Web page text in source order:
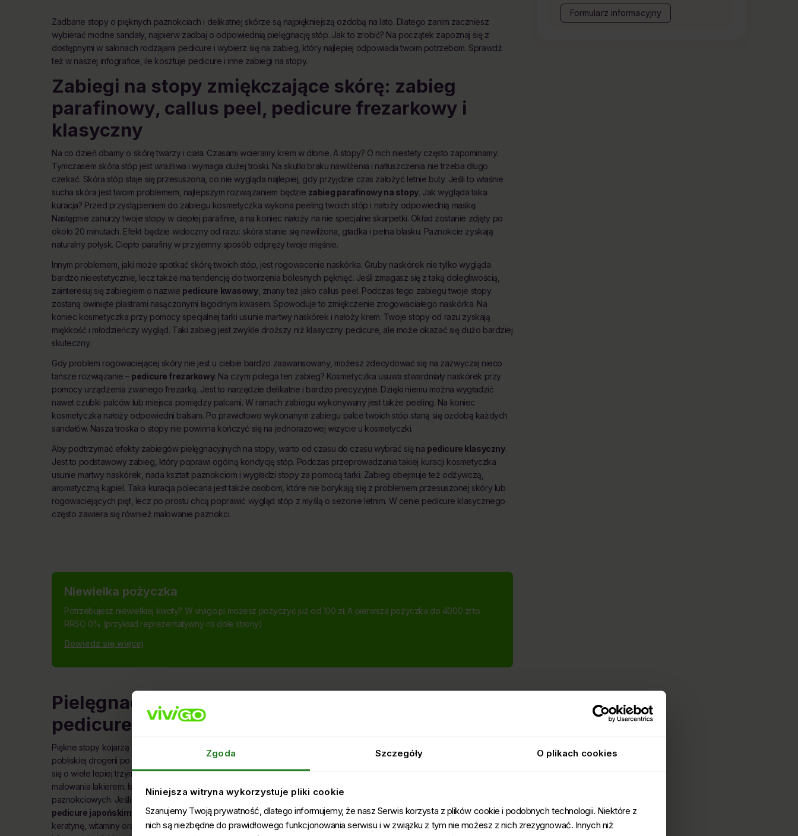
Zgoda Szczegóły O plikach cookies
Niniejsza witryna wykorzystuje pliki cookie
Szanujemy Twoją prywatność, dlatego informujemy, że nasz Serwis korzysta z plików cookie i podobnych technologii. Niektóre z
nich są niezbędne do prawidłowego funkcjonowania serwisu i w związku z tym nie możesz z nich zrezygnować. Innych niż
Zadbane stopy o pięknych paznokciach i delikatnej skórze są najpiękniejszą ozdobą na lato. Dlatego zanim zaczniesz
wybierać modne sandały, najpierw zadbaj o odpowiednią pielęgnację stóp. Jak to zrobić? Na początek zapoznaj się z
dostępnymi w salonach rodzajami pedicure i wybierz się na zabieg, który najlepiej odpowiada twoim potrzebom. Sprawdź
też w naszej infografice, ile kosztuje pedicure i inne zabiegi na stopy.
Zabiegi na stopy zmiękczające skórę: zabieg
parafinowy, callus peel, pedicure frezarkowy i
klasyczny
Na co dzień dbamy o skórę twarzy i ciała. Czasami wcieramy krem w dłonie. A stopy? O nich niestety często zapominamy.
Tymczasem skóra stóp jest wrażliwa i wymaga dużej troski. Na skutki braku nawilżenia i natłuszczenia nie trzeba długo
czekać. Skóra stóp staje się przesuszona, co nie wygląda najlepiej, gdy przyjdzie czas założyć letnie buty. Jeśli to właśnie
sucha skóra jest twoim problemem, najlepszym rozwiązaniem będzie zabieg parafinowy na stopy. Jak wygląda taka
kuracja? Przed przystąpieniem do zabiegu kosmetyczka wykona peeling twoich stóp i nałoży odpowiednią maskę.
Następnie zanurzy twoje stopy w ciepłej parafinie, a na koniec nałoży na nie specjalne skarpetki. Okład zostanie zdjęty po
około 20 minutach. Efekt będzie widoczny od razu: skóra stanie się nawilżona, gładka i pełna blasku. Paznokcie zyskają
naturalny połysk. Ciepło parafiny w przyjemny sposób odpręży twoje mięśnie.
Innym problemem, jaki może spotkać skórę twoich stóp, jest rogowacenie naskórka. Gruby naskórek nie tylko wygląda
bardzo nieestetycznie, lecz także ma tendencję do tworzenia bolesnych pęknięć. Jeśli zmagasz się z taką dolegliwością,
zainteresuj się zabiegiem o nazwie pedicure kwasowy, znany też jako callus peel. Podczas tego zabiegu twoje stopy
zostaną owinięte plastrami nasączonymi łagodnym kwasem. Spowoduje to zmiękczenie zrogowaciałego naskórka. Na
koniec kosmetyczka przy pomocy specjalnej tarki usunie martwy naskórek i nałoży krem. Twoje stopy od razu zyskają
miękkość i młodzieńczy wygląd. Taki zabieg jest zwykle droższy niż klasyczny pedicure, ale może okazać się dużo bardziej
skuteczny.
Gdy problem rogowaciejącej skóry nie jest u ciebie bardzo zaawansowany, możesz zdecydować się na zazwyczaj nieco
tańsze rozwiązanie – pedicure frezarkowy. Na czym polega ten zabieg? Kosmetyczka usuwa stwardniały naskórek przy
pomocy urządzenia zwanego frezarką. Jest to narzędzie delikatne i bardzo precyzyjne. Dzięki niemu można wygładzić
nawet czubki palców lub miejsca pomiędzy palcami. W ramach zabiegu wykonywany jest także peeling. Na koniec
kosmetyczka nałoży odpowiedni balsam. Po prawidłowo wykonanym zabiegu palce twoich stóp staną się ozdobą każdych
sandałów. Nasza troska o stopy nie powinna kończyć się na jednorazowej wizycie u kosmetyczki.
Aby podtrzymać efekty zabiegów pielęgnacyjnych na stopy, warto od czasu do czasu wybrać się na pedicure klasyczny.
Jest to podstawowy zabieg, który poprawi ogólną kondycję stóp. Podczas przeprowadzania takiej kuracji kosmetyczka
usunie martwy naskórek, nada kształt paznokciom i wygładzi stopy za pomocą tarki. Zabieg obejmuje też odżywczą,
aromatyczną kąpiel. Taka kuracja polecana jest także osobom, które nie borykają się z problemem przesuszonej skóry lub
rogowaciejących pięt, lecz po prostu chcą poprawić wygląd stóp z myślą o sezonie letnim. W cenie pedicure klasycznego
często zawiera się również malowanie paznokci.
Niewielka pożyczka
Potrzebujesz niewielkiej kwoty? W vivigo.pl możesz pożyczyć już od 100 zł. A pierwsza pożyczka do 4000 zł to
RRSO 0% (przykład reprezentatywny na dole strony)
Dowiedz się więcej
Pielęgnacja paznokci u stóp: pedicure japoński,
pedicure hybrydowy, zabieg regenerujący
Piękne stopy kojarzą się nierozerwalnie z efektownie pomalowanymi paznokciami. Zanim jednak wybierzemy się do
pobliskiej drogerii po dobry lakier, warto najpierw zadbać o kondycję paznokci. Na zadbanej, zdrowej płytce lakier będzie
się o wiele lepiej trzymał. Poza tym ładne paznokcie są ozdobą samą w sobie i często nie wymagają w ogóle dodatkowego
malowania lakierem. Istnieje wiele rodzajów pedicure, dzięki którym osiągniesz zdrowy i estetyczny wygląd płytek
paznokciowych. Jeśli chcesz poprawić stan twoich paznokci u stóp, szczególnie jeśli są one delikatne i kruche, pomyśl o
pedicure japońskim . Zabieg polega na wcieraniu w płytkę paznokcia specjalnej pasty, zawierającej między innymi
keratynę, witaminy oraz krzemionkę. Paznokcie zyskują naturalny blask, gładkość oraz połysk. Podkreślony zostaje także
Formularz informacyjny